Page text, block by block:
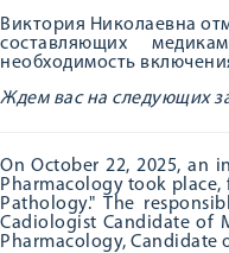
Виктория Николаевна
составляющих
необходимость
Ждем вас на следующих
On October 22, 2025, an
Pharmacology took
Pathology." The
Cadiologist Candidate of
Pharmacology, Candidate